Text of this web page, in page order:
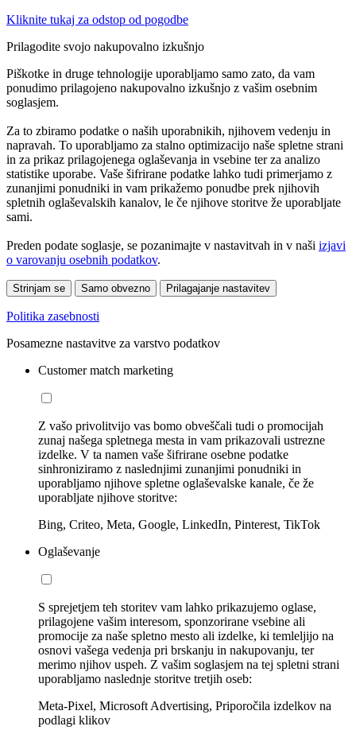
Kliknite tukaj za odstop od pogodbe
Prilagodite svojo nakupovalno izkušnjo
Piškotke in druge tehnologije uporabljamo samo zato, da vam
ponudimo prilagojeno nakupovalno izkušnjo z vašim osebnim
soglasjem.
Za to zbiramo podatke o naših uporabnikih, njihovem vedenju in
napravah. To uporabljamo za stalno optimizacijo naše spletne strani
in za prikaz prilagojenega oglaševanja in vsebine ter za analizo
statistike uporabe. Vaše šifrirane podatke lahko tudi primerjamo z
zunanjimi ponudniki in vam prikažemo ponudbe prek njihovih
spletnih oglaševalskih kanalov, le če njihove storitve že uporabljate
sami.
Preden podate soglasje, se pozanimajte v nastavitvah in v naši izjavi
o varovanju osebnih podatkov.
Strinjam se Samo obvezno Prilagajanje nastavitev
Politika zasebnosti
Posamezne nastavitve za varstvo podatkov
Customer match marketing
Z vašo privolitvijo vas bomo obveščali tudi o promocijah
zunaj našega spletnega mesta in vam prikazovali ustrezne
izdelke. V ta namen vaše šifrirane osebne podatke
sinhroniziramo z naslednjimi zunanjimi ponudniki in
uporabljamo njihove spletne oglaševalske kanale, če že
uporabljate njihove storitve:
Bing, Criteo, Meta, Google, LinkedIn, Pinterest, TikTok
Oglaševanje
S sprejetjem teh storitev vam lahko prikazujemo oglase,
prilagojene vašim interesom, sponzorirane vsebine ali
promocije za naše spletno mesto ali izdelke, ki temleljijo na
osnovi vašega vedenja pri brskanju in nakupovanju, ter
merimo njihov uspeh. Z vašim soglasjem na tej spletni strani
uporabljamo naslednje storitve tretjih oseb:
Meta-Pixel, Microsoft Advertising, Priporočila izdelkov na
podlagi klikov